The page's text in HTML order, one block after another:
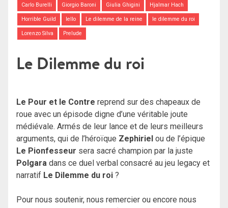
Carlo Burelli Giorgio Baroni Giulia Ghigini Hjalmar Hach
Horrible Guild Iello Le dilemme de la reine le dilemme du roi
Lorenzo Silva Prelude
Le Dilemme du roi
Le Pour et le Contre reprend sur des chapeaux de
roue avec un épisode digne d’une véritable joute
médiévale. Armés de leur lance et de leurs meilleurs
arguments, qui de l’héroïque Zephiriel ou de l’épique
Le Pionfesseur sera sacré champion par la juste
Polgara dans ce duel verbal consacré au jeu legacy et
narratif Le Dilemme du roi ?
Pour nous soutenir, nous remercier ou encore nous